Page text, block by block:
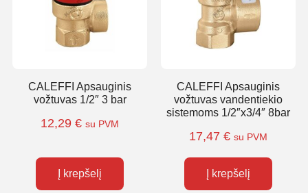
CALEFFI Apsauginis
vožtuvas 1/2″ 3 bar
12,29 € su PVM
Į krepšelį
CALEFFI Apsauginis
vožtuvas vandentiekio
sistemoms 1/2″x3/4″ 8bar
17,47 € su PVM
Į krepšelį